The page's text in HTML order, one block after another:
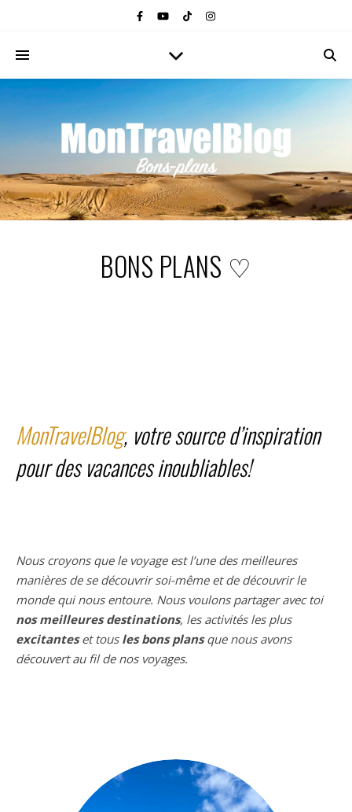
BONS PLANS ♡
MonTravelBlog, votre source d’inspiration
pour des vacances inoubliables!
Nous croyons que le voyage est l’une des meilleures
manières de se découvrir soi-même et de découvrir le
monde qui nous entoure. Nous voulons partager avec toi
nos meilleures destinations, les activités les plus
excitanteset tous les bons plansque nous avons
découvert au fil de nos voyages.